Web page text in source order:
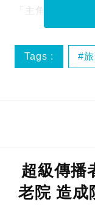
「主角」，還有
Tags :
超級傳播
老院 造成